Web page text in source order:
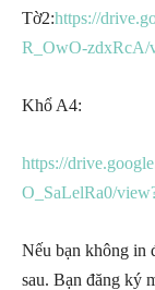
Tờ2:https://
R_OwO-zdxRcA/
Khổ A4:
https://
O_SaLelRa0/
Nếu bạn không in
sau. Bạn đăng ký